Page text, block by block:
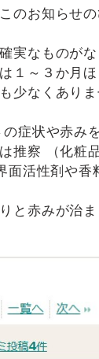
のお知らせの
実なものが
１～３か月
少なくありま
症状や赤み
推察 （化粧
活性剤や香
と赤みが治